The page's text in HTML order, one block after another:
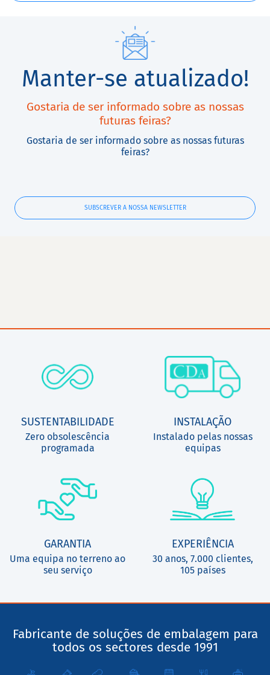
Manter-se atualizado!
Gostaria de ser informado sobre as nossas
futuras feiras?
Gostaria de ser informado sobre as nossas futuras
feiras?
SUBSCREVER A NOSSA NEWSLETTER
SUSTENTABILIDADE
Zero obsolescência
programada
INSTALAÇÃO
Instalado pelas nossas
equipas
GARANTIA
Uma equipa no terreno ao
seu serviço
EXPERIÊNCIA
30 anos, 7.000 clientes,
105 países
Fabricante de soluções de embalagem para
todos os sectores desde 1991